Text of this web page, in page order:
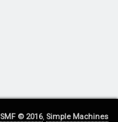
SMF © 2016, Simple Machines